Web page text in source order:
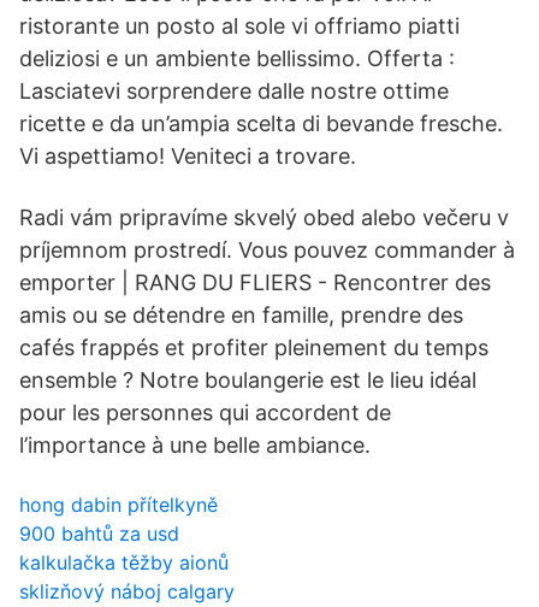
ristorante un posto al sole vi offriamo piatti
deliziosi e un ambiente bellissimo. Offerta :
Lasciatevi sorprendere dalle nostre ottime
ricette e da un’ampia scelta di bevande fresche.
Vi aspettiamo! Veniteci a trovare.
Radi vám pripravíme skvelý obed alebo večeru v
príjemnom prostredí. Vous pouvez commander à
emporter | RANG DU FLIERS - Rencontrer des
amis ou se détendre en famille, prendre des
cafés frappés et profiter pleinement du temps
ensemble ? Notre boulangerie est le lieu idéal
pour les personnes qui accordent de
l’importance à une belle ambiance.
hong dabin přítelkyně
900 bahtů za usd
kalkulačka těžby aionů
sklizňový náboj calgary